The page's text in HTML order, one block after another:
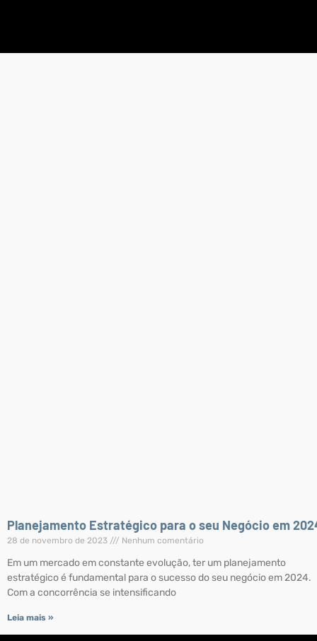
Planejamento Estratégico para o seu Negócio em
28 de novembro de 2023 Nenhum comentário
Em um mercado em constante evolução, ter um planejamento
estratégico é fundamental para o sucesso do seu negócio em 2024.
Com a concorrência se intensificando
Leia mais »